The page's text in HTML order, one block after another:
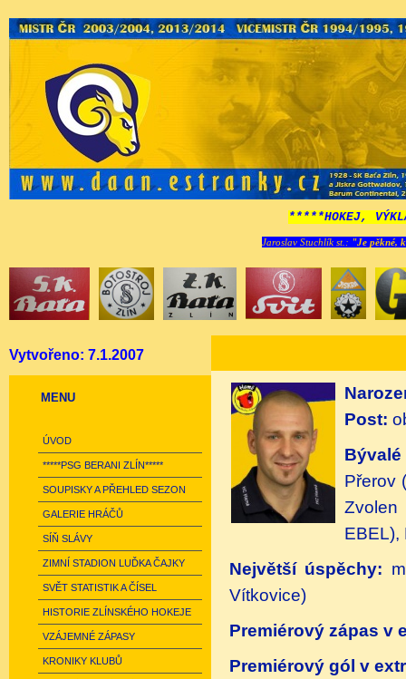
*****HOKEJ,
Jaroslav Stuchlík st.: "Je pěkné,
Vytvořeno: 7.1.2007
MENU
ÚVOD
*****PSG BERANI ZLÍN*****
SOUPISKY A PŘEHLED SEZON
GALERIE HRÁČŮ
SÍŇ SLÁVY
ZIMNÍ STADION LUĎKA ČAJKY
SVĚT STATISTIK A ČÍSEL
HISTORIE ZLÍNSKÉHO HOKEJE
VZÁJEMNÉ ZÁPASY
KRONIKY KLUBŮ
Post:
Přerov
EBEL),
Největší úspěchy:
Vítkovice)
Premiérový zápas v
Premiérový gól v